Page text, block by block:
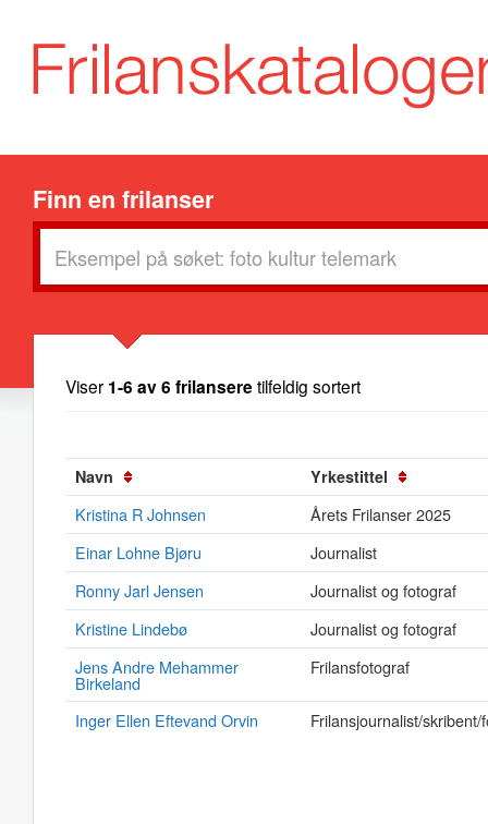
Finn en frilanser
Viser 1-6 av 6 frilanseretilfeldig sortert
Navn Yrkestittel
Kristina R Johnsen
Årets Frilanser 2025
Einar Lohne Bjøru
Journalist
Ronny Jarl Jensen
Journalist og fotograf
Kristine Lindebø
Journalist og fotograf
Jens Andre Mehammer
Birkeland
Frilansfotograf
Inger Ellen Eftevand Orvin Frilansjournalist/skribent/